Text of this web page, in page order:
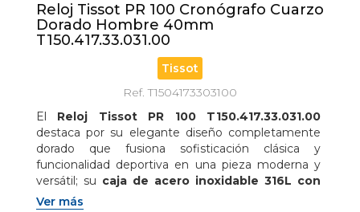
Reloj Tissot PR 100 Cronógrafo Cuarzo
Dorado Hombre 40mm
T150.417.33.031.00
Tissot
Ref. T1504173303100
El Reloj Tissot PR 100 T150.417.33.031.00
destaca por su elegante diseño completamente
dorado que fusiona sofisticación clásica y
funcionalidad deportiva en una pieza moderna y
versátil; su caja de acero inoxidable 316L con
recubrimiento PVD dorado de 40 mm
Ver más